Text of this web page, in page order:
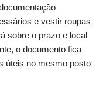
e vestir roupas
sobre o prazo e local
o documento fica
úteis no mesmo posto